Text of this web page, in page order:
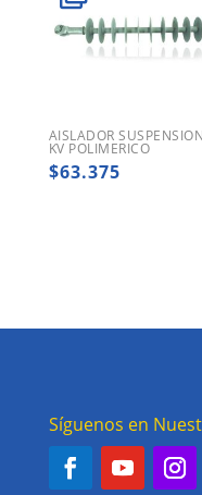
AISLADOR
KV POLIMERICO
$63.375
Síguenos en